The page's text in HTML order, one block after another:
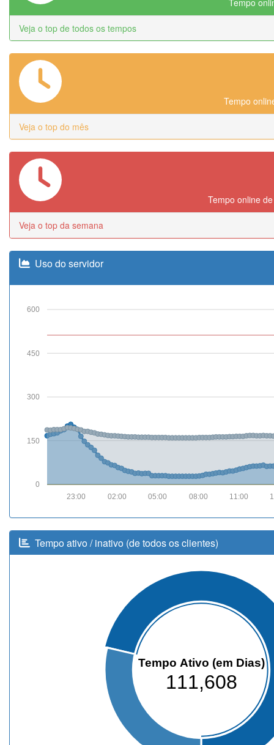
Veja o top de todos os tempos
Tempo
Veja o top do mês
Tempo online
Veja o top da semana
Uso do servidor
0
150
300
450
600
11:00
08:00
05:00
02:00
23:00
Tempo ativo / inativo (de todos os clientes)
Tempo Ativo (em Dias)
111,608